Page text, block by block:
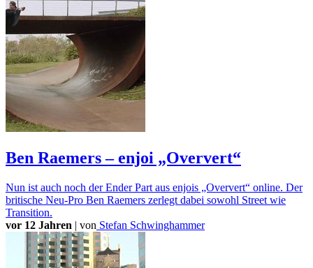
Ben Raemers – enjoi „Oververt“
Nun ist auch noch der Ender Part aus enjois „Oververt“ online. Der
britische Neu-Pro Ben Raemers zerlegt dabei sowohl Street wie
Transition.
vor 12 Jahren | von Stefan Schwinghammer